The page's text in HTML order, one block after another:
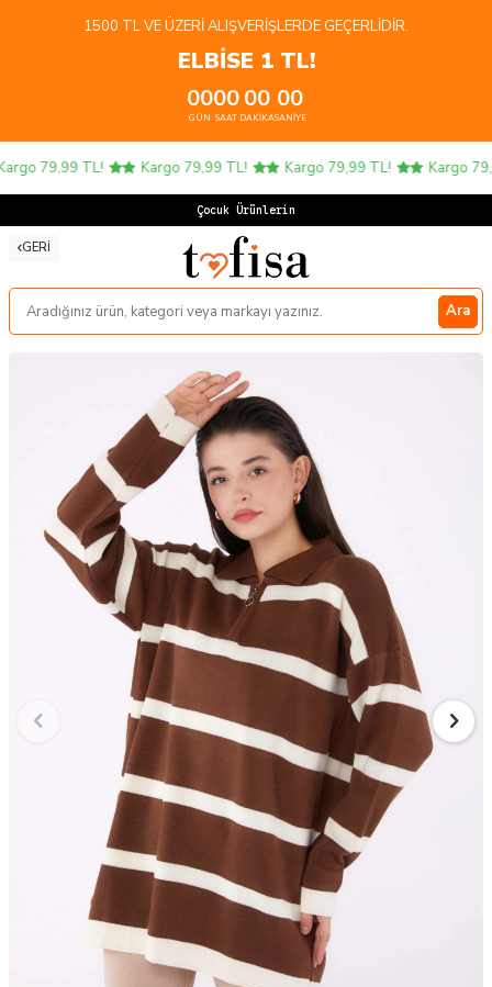
1500 TL VE ÜZERI ALIŞVERIŞLERDE GEÇERLIDIR.
ELBİSE 1 TL!
00
GÜN
00
SAAT
00
DAKIKA
00
SANIYE
79,99 TL! Kargo 79,99 TL! Kargo 79,99 TL! Kargo
Çocuk Ürünlerinde
GERI
Ara